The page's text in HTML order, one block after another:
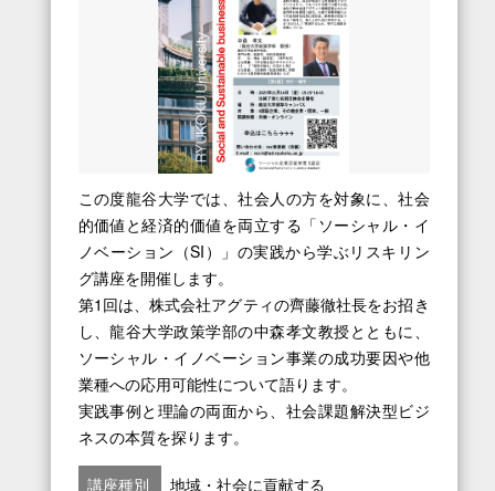
この度龍谷大学では、社会人の方を対象に、社会
的価値と経済的価値を両立する「ソーシャル・イ
ノベーション（SI）」の実践から学ぶリスキリン
グ講座を開催します。
第1回は、株式会社アグティの齊藤徹社長をお招き
し、龍谷大学政策学部の中森孝文教授とともに、
ソーシャル・イノベーション事業の成功要因や他
業種への応用可能性について語ります。
実践事例と理論の両面から、社会課題解決型ビジ
ネスの本質を探ります。
講座種別 地域・社会に貢献する